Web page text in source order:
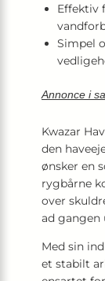
Effektiv
Simpel
Annonce i
Kwazar
den
ønsker en
rygbårne
over
ad gangen
Med sin
et stabilt